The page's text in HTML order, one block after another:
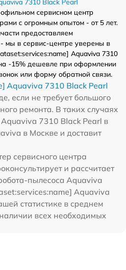
7310 Black Pearl
сервисном центр
с огромным опытом - от 5 лет.
предоставляем
мы в сервис-центре уверены в
Aquaviva 7310
-15% дешевле при оформлении
или форму обратной связи.
Aquaviva 7310 Black Pearl
если не требует большого
ремонта. В таких случаях
7310 Black Pearl в
в Москве и доставит
сервисного центра
и рассчитает
пылесоса Aquaviva
Aquaviva
статистике в среднем
всех необходимых